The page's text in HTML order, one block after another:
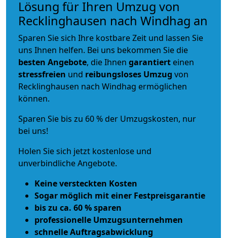
Lösung für Ihren Umzug von
Recklinghausen nach Windhag an
Sparen Sie sich Ihre kostbare Zeit und lassen Sie
uns Ihnen helfen. Bei uns bekommen Sie die
besten Angebote, die Ihnen garantiert einen
stressfreien und reibungsloses Umzug von
Recklinghausen nach Windhag ermöglichen
können.
Sparen Sie bis zu 60 % der Umzugskosten, nur
bei uns!
Holen Sie sich jetzt kostenlose und
unverbindliche Angebote.
Keine versteckten Kosten
Sogar möglich mit einer Festpreisgarantie
bis zu ca. 60 % sparen
professionelle Umzugsunternehmen
schnelle Auftragsabwicklung